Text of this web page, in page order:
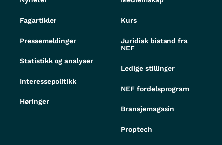
Fagartikler
Pressemeldinger
Statistikk og analyser
Interessepolitikk
Høringer
Kurs
Juridisk bistand fra
NEF
Ledige stillinger
NEF fordelsprogram
Bransjemagasin
Proptech